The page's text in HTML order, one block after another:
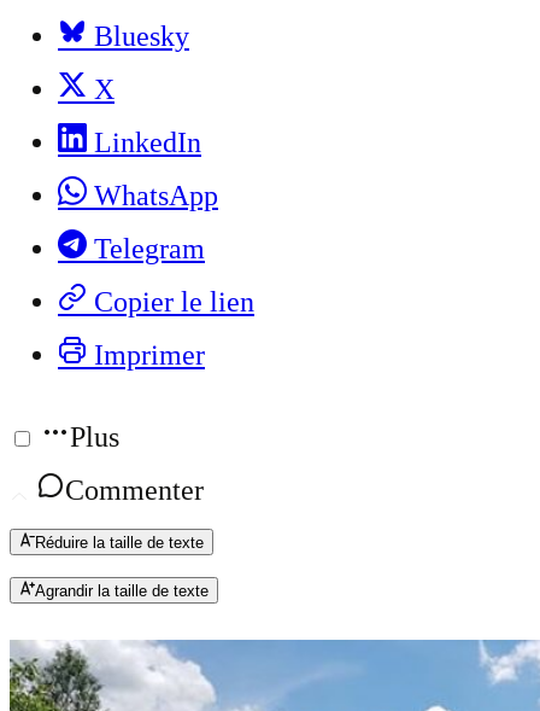
Bluesky
X
LinkedIn
WhatsApp
Telegram
Copier le lien
Imprimer
Plus
Commenter
Réduire la taille de texte
Agrandir la taille de texte